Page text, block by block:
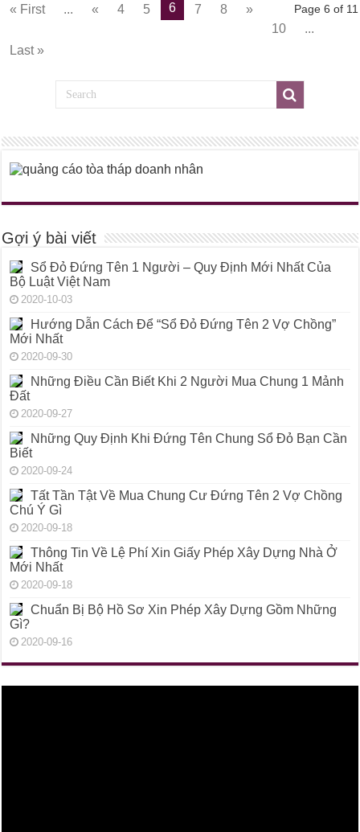
Page 6 of 11
« First ... « 4 5 6 7 8
»
10
...
Last »
Gợi ý bài viết
Sổ Đỏ Đứng Tên 1 Người – Quy Định Mới Nhất Của
Bộ Luật Việt Nam
2020-10-03
Hướng Dẫn Cách Để “Sổ Đỏ Đứng Tên 2 Vợ Chồng”
Mới Nhất
2020-09-30
Những Điều Cần Biết Khi 2 Người Mua Chung 1 Mảnh
Đất
2020-09-27
Những Quy Định Khi Đứng Tên Chung Sổ Đỏ Bạn Cần
Biết
2020-09-24
Tất Tần Tật Về Mua Chung Cư Đứng Tên 2 Vợ Chồng
Chú Ý Gì
2020-09-18
Thông Tin Về Lệ Phí Xin Giấy Phép Xây Dựng Nhà Ở
Mới Nhất
2020-09-18
Chuẩn Bị Bộ Hồ Sơ Xin Phép Xây Dựng Gồm Những
Gì?
2020-09-16